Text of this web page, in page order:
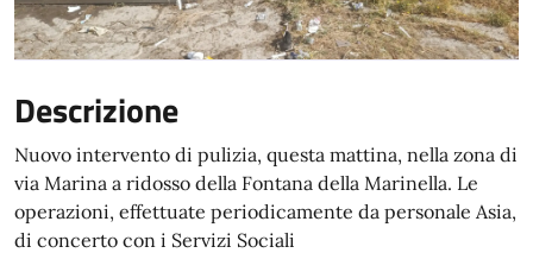
Descrizione
Nuovo intervento di pulizia, questa mattina, nella zona di
via Marina a ridosso della Fontana della Marinella. Le
operazioni, effettuate periodicamente da personale Asia,
di concerto con i Servizi Sociali